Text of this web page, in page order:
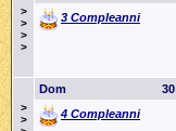
>
>
>
>
3 Compleanni
>
>
30
Dom
4 Compleanni